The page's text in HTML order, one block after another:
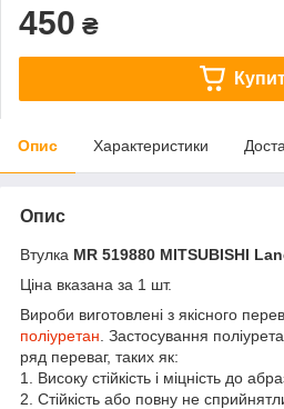
450 ₴
Опис Характеристики
Опис
Втулка MR 519880 MITSUBISHI
Ціна вказана за 1 шт.
Вироби виготовлені з якісного
поліуретан . Застосування
ряд переваг, таких як:
1. Високу стійкість і міцність до
2. Стійкість або повну не